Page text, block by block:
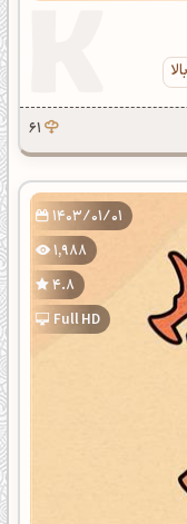
61
1403/01/01
1,988
4.8
Full HD